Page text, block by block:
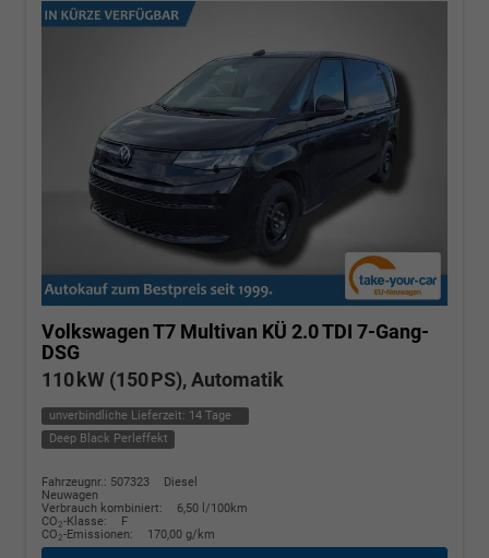
Volkswagen T7 Multivan KÜ 2.0 TDI 7-Gang-
DSG
110 kW (150 PS), Automatik
unverbindliche Lieferzeit: 14 Tage
Deep Black Perleffekt
Fahrzeugnr.: 507323
Diesel
Neuwagen
Verbrauch kombiniert:
6,50 l/100km
CO2-Klasse:
F
CO2-Emissionen: 170,00 g/km